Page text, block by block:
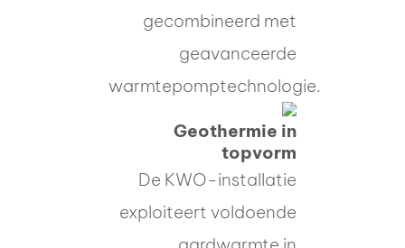
gecombineerd met
geavanceerde
warmtepomptechnologie.
Geothermie in
topvorm
De KWO-installatie
exploiteert voldoende